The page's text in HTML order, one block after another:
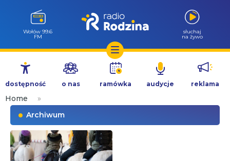
Przejdź
treści
Wołów 99.6
FM
słuchaj
na żywo
dostępność o nas ramówka audycje reklama
Home
»
Archiwum